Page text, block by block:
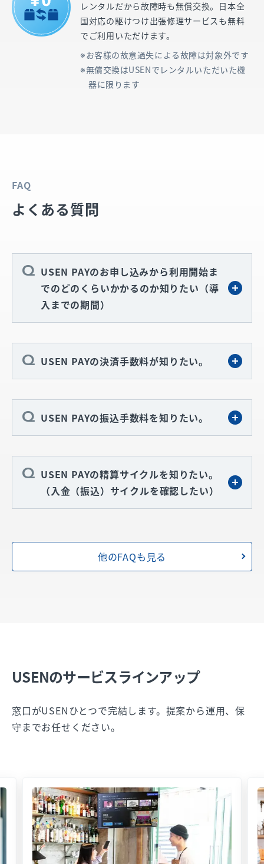
レンタルだから故障時も無償交換。日本全
国対応の駆けつけ出張修理サービスも無料
でご利用いただけます。
お客様の故意過失による故障は対象外です
無償交換はUSENでレンタルいただいた機
器に限ります
FAQ
よくある質問
USEN PAYのお申し込みから利用開始ま
でのどのくらいかかるのか知りたい（導
入までの期間）
USEN PAYの決済手数料が知りたい。
USEN PAYの振込手数料を知りたい。
USEN PAYの精算サイクルを知りたい。
（入金（振込）サイクルを確認したい）
他のFAQも見る
USENのサービスラインアップ
窓口がUSENひとつで完結します。提案から運用、保
守までお任せください。